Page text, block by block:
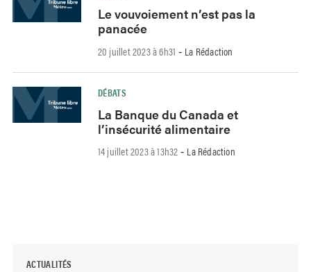
Le vouvoiement n’est pas la
panacée
20 juillet 2023 à 6h31 - La Rédaction
DÉBATS
La Banque du Canada et
l’insécurité alimentaire
14 juillet 2023 à 13h32 - La Rédaction
ACTUALITÉS